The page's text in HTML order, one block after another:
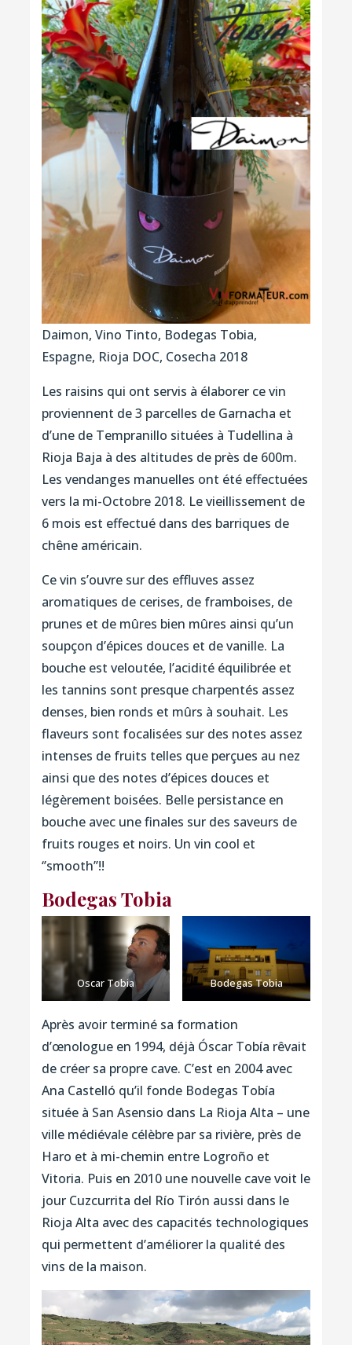
Daimon, Vino Tinto, Bodegas Tobia,
Espagne, Rioja DOC, Cosecha 2018
Les raisins qui ont servis à élaborer ce vin
proviennent de 3 parcelles de Garnacha et
d’une de Tempranillo situées à Tudellina à
Rioja Baja à des altitudes de près de 600m.
Les vendanges manuelles ont été effectuées
vers la mi-Octobre 2018. Le vieillissement de
6 mois est effectué dans des barriques de
chêne américain.
Ce vin s’ouvre sur des effluves assez
aromatiques de cerises, de framboises, de
prunes et de mûres bien mûres ainsi qu’un
soupçon d’épices douces et de vanille. La
bouche est veloutée, l’acidité équilibrée et
les tannins sont presque charpentés assez
denses, bien ronds et mûrs à souhait. Les
flaveurs sont focalisées sur des notes assez
intenses de fruits telles que perçues au nez
ainsi que des notes d’épices douces et
légèrement boisées. Belle persistance en
bouche avec une finales sur des saveurs de
fruits rouges et noirs. Un vin cool et
‘’smooth’’!!
Bodegas Tobia
Oscar Tobia Bodegas Tobia
Après avoir terminé sa formation
d’œnologue en 1994, déjà Óscar Tobía rêvait
de créer sa propre cave. C’est en 2004 avec
Ana Castelló qu’il fonde Bodegas Tobía
située à San Asensio dans La Rioja Alta – une
ville médiévale célèbre par sa rivière, près de
Haro et à mi-chemin entre Logroño et
Vitoria. Puis en 2010 une nouvelle cave voit le
jour Cuzcurrita del Río Tirón aussi dans le
Rioja Alta avec des capacités technologiques
qui permettent d’améliorer la qualité des
vins de la maison.